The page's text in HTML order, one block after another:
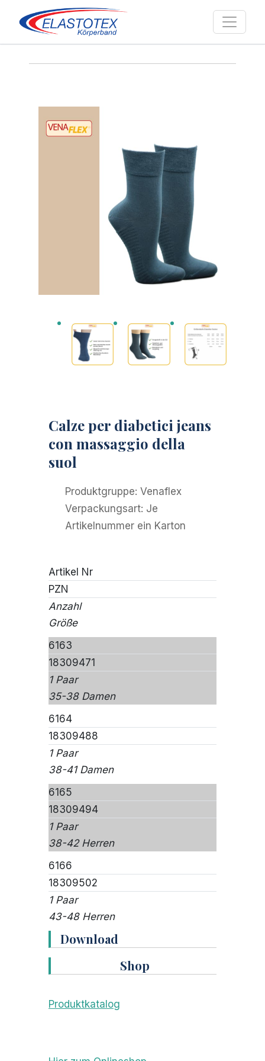
Calze per diabetici jeans
con massaggio della
suol
Produktgruppe: Venaflex
Verpackungsart: Je
Artikelnummer ein Karton
Artikel Nr
PZN
Anzahl
Größe
6163
18309471
1 Paar
35-38 Damen
6164
18309488
1 Paar
38-41 Damen
6165
18309494
1 Paar
38-42 Herren
6166
18309502
1 Paar
43-48 Herren
Download
Produktkatalog
Shop